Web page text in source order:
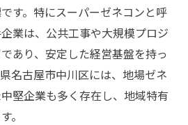
す。特にスーパーゼネコンと呼
業は、公共工事や大規模プロジ
あり、安定した経営基盤を持っ
名古屋市中川区には、地場ゼネ
堅企業も多く存在し、地域特有
。